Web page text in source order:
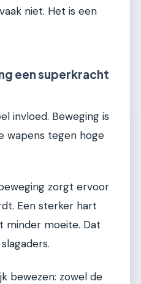
niet. Het is een
een superkracht
invloed. Beweging is
wapens tegen hoge
zorgt ervoor
Een sterker hart
minder moeite. Dat
bewezen: zowel de